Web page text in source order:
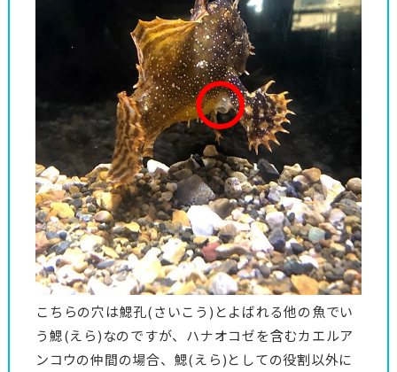
こちらの穴は鰓孔(さいこう)とよばれる他の魚でい
う鰓(えら)なのですが、ハナオコゼを含むカエルア
ンコウの仲間の場合、鰓(えら)としての役割以外に